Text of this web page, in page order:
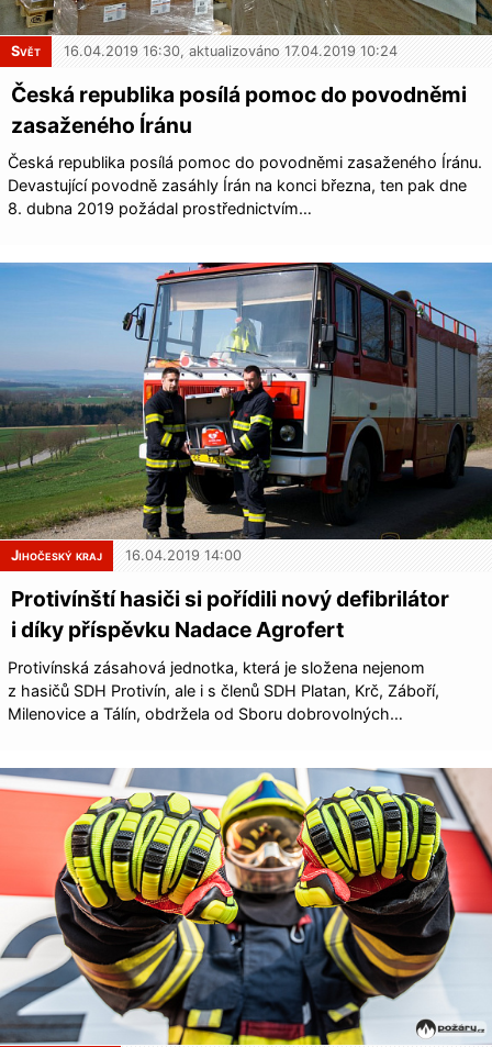
Svět 16.04.2019 16:30, aktualizováno 17.04.2019 10:24
Česká republika posílá pomoc do povodněmi
zasaženého Íránu
Česká republika posílá pomoc do povodněmi zasaženého Íránu.
Devastující povodně zasáhly Írán na konci března, ten pak dne
8. dubna 2019 požádal prostřednictvím…
Jihočeský kraj 16.04.2019 14:00
Protivínští hasiči si pořídili nový defibrilátor
i díky příspěvku Nadace Agrofert
Protivínská zásahová jednotka, která je složena nejenom
z hasičů SDH Protivín, ale i s členů SDH Platan, Krč, Záboří,
Milenovice a Tálín, obdržela od Sboru dobrovolných…